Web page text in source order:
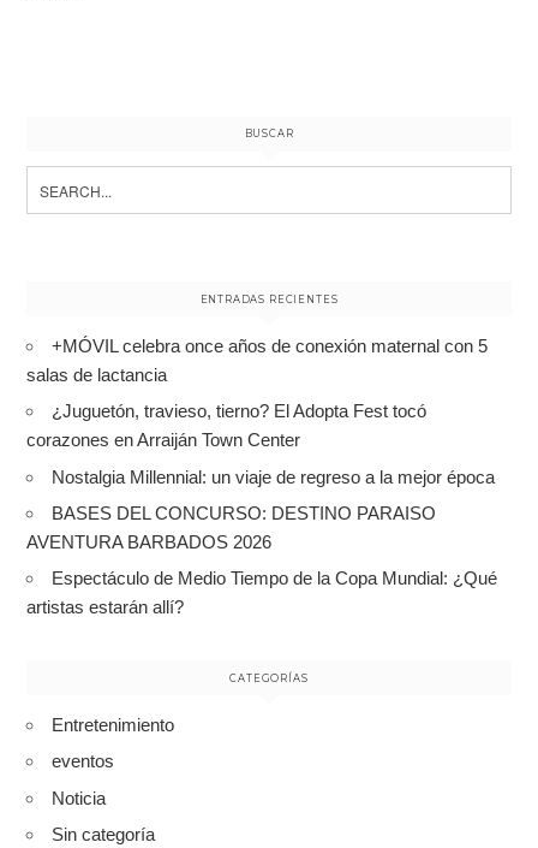
BUSCAR
for:
ENTRADAS RECIENTES
+MÓVIL celebra once años de conexión maternal con 5
salas de lactancia
¿Juguetón, travieso, tierno? El Adopta Fest tocó
corazones en Arraiján Town Center
Nostalgia Millennial: un viaje de regreso a la mejor época
BASES DEL CONCURSO: DESTINO PARAISO
AVENTURA BARBADOS 2026
Espectáculo de Medio Tiempo de la Copa Mundial: ¿Qué
artistas estarán allí?
CATEGORÍAS
Entretenimiento
eventos
Noticia
Sin categoría